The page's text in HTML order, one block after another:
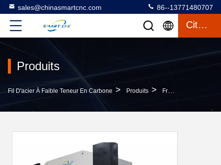
sales@chinasmartcnc.com 86--13771480707
Citation
Produits
Fil D'acier À Faible Teneur En Carbone > Produits > Frein De Presse Hydraulique